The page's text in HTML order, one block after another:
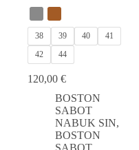
38 39 40
41
42
44
120,00 €
BOSTON
SABOT
NABUK SIN,
BOSTON
SABOT